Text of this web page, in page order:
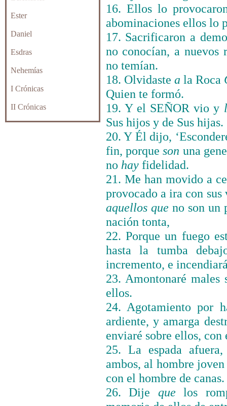
Ester
Daniel
Esdras
Nehemías
I Crónicas
II Crónicas
16. Ellos lo
abominaciones ellos lo
17. Sacrificaron a
no conocían, a nuevos
no temían.
18. Olvidaste a la Roca
Quien te formó.
19. Y el SEÑOR vio y
Sus hijos y de Sus hijas.
20. Y Él dijo,
fin, porqueson una
no hay fidelidad.
21. Me han movido a
provocado a ira con
aquellos que no son un
nación tonta,
22. Porque un fuego
hasta la tumba
incremento, e
23. Amontonaré males
ellos.
24. Agotamiento por
ardiente, y amarga
enviaré sobre ellos,
25. La espada
ambos, al hombre
con el hombre de canas.
26. Dije que los